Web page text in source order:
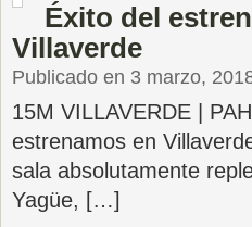
Éxito del
Villaverde
Publicado en 3 marzo,
15M VILLAVERDE |
estrenamos en
sala absolutamente
Yagüe, […]